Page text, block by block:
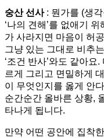
숭산 선사: 뭔가를 (생
‘나의 견해’를 없애기
가 사라지면 마음이 허
그냥 있는 그대로 비추
‘조건 반사’와도 같아
르게 그리고 면밀하게
이 무엇인지를 옳게 안
순간순간 올바른 상황,
타나게 됩니다.
만약 어떤 공안에 집착